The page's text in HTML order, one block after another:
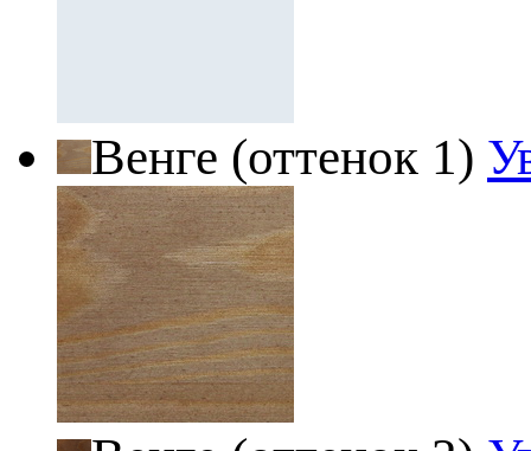
Венге (оттенок 1)